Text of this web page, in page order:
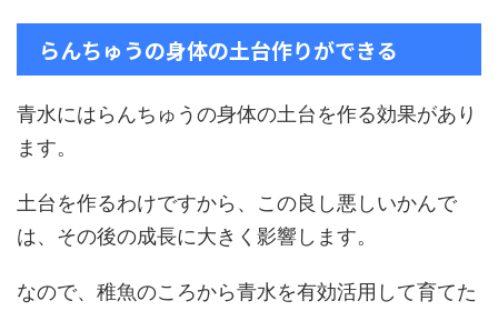
らんちゅうの身体の土台作りができる
青水にはらんちゅうの身体の土台を作る効果があり
ます。
土台を作るわけですから、この良し悪しいかんで
は、その後の成長に大きく影響します。
なので、稚魚のころから青水を有効活用して育てた